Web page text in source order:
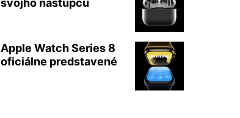
svojho nástupcu
Apple Watch Series 8
oficiálne predstavené